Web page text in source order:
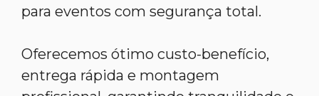
para eventos com segurança total.
Oferecemos ótimo custo-benefício,
entrega rápida e montagem